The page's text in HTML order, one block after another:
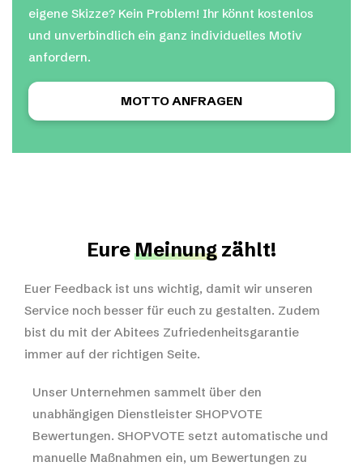
eigene Skizze? Kein Problem! Ihr könnt kostenlos
und unverbindlich ein ganz individuelles Motiv
anfordern.
MOTTO ANFRAGEN
EureMeinung zählt!
Euer Feedback ist uns wichtig, damit wir unseren
Service noch besser für euch zu gestalten. Zudem
bist du mit der Abitees Zufriedenheitsgarantie
immer auf der richtigen Seite.
Unser Unternehmen sammelt über den
unabhängigen Dienstleister SHOPVOTE
Bewertungen. SHOPVOTE setzt automatische und
manuelle Maßnahmen ein, um Bewertungen zu